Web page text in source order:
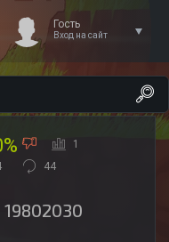
Гость
Вход на сайт
1
44